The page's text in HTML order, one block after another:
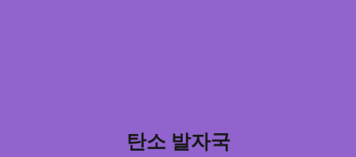
탄소 발자국